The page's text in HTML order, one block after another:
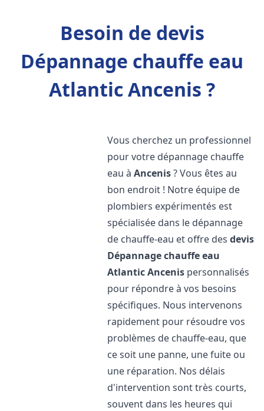
Besoin de devis
Dépannage chauffe eau
Atlantic Ancenis ?
Vous cherchez un professionnel
pour votre dépannage chauffe
eau àAncenis? Vous êtes au
bon endroit ! Notre équipe de
plombiers expérimentés est
spécialisée dans le dépannage
de chauffe-eau et offre desdevis
Dépannage chauffe eau
AtlanticAncenis personnalisés
pour répondre à vos besoins
spécifiques. Nous intervenons
rapidement pour résoudre vos
problèmes de chauffe-eau, que
ce soit une panne, une fuite ou
une réparation. Nos délais
d'intervention sont très courts,
souvent dans les heures qui